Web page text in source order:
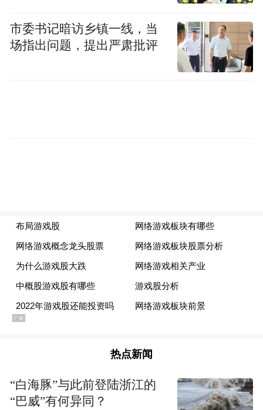
来源：凤岗宣
市委书记暗访乡镇一线，当
场指出问题，提出严肃批评
热点新闻
“白海豚”与此前登陆浙江的
“巴威”有何异同？